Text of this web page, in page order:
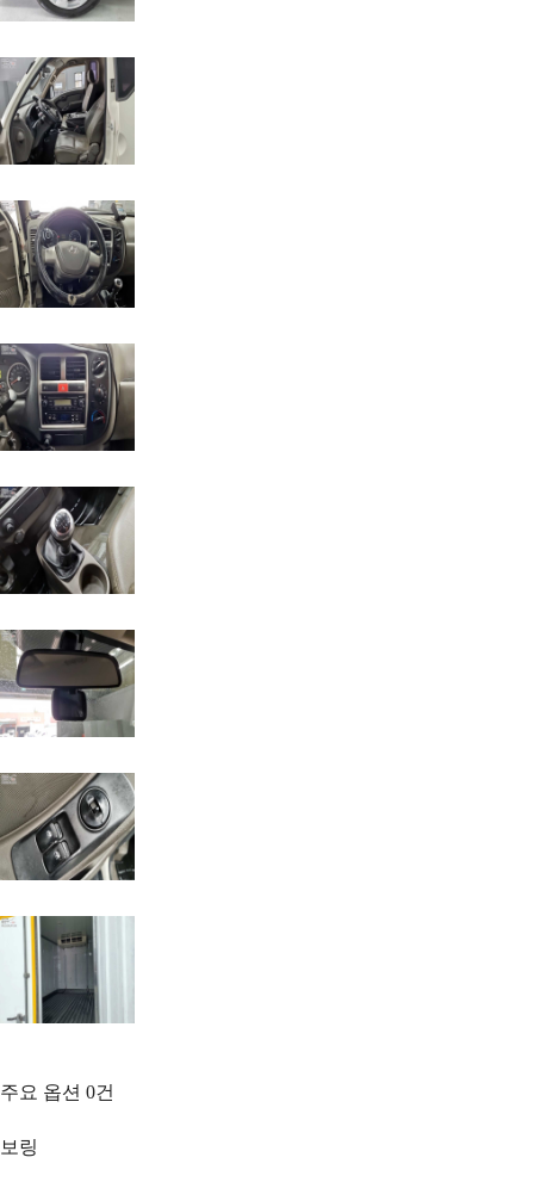
주요 옵션 0건
보링